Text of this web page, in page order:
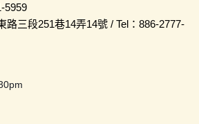
5959
路三段251巷14弄14號 / Tel：886-2777-